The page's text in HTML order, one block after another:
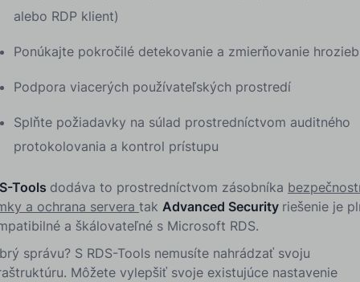
alebo RDP klient)
Ponúkajte pokročilé detekovanie a zmierňovanie hrozieb
Podpora viacerých používateľských prostredí
Splňte požiadavky na súlad prostredníctvom auditného
protokolovania a kontrol prístupu
Tools dodáva to prostredníctvom zásobníka
a ochrana servera tak Advanced Security riešenie je
a škálovateľné s Microsoft RDS.
správu? S RDS-Tools nemusíte nahrádzať svoju
Môžete vylepšiť svoje existujúce nastavenie